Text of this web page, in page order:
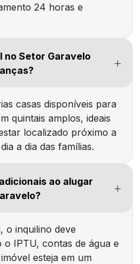
24 horas e
no Setor Garavelo
casas disponíveis para
quintais amplos, ideais
localizado próximo a
a dia das famílias.
ao alugar
o inquilino deve
IPTU, contas de água e
esteja em um